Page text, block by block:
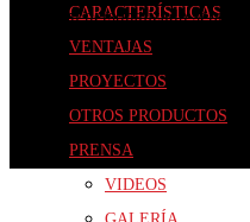
CARACTERÍSTICAS
VENTAJAS
PROYECTOS
OTROS PRODUCTOS
PRENSA
VIDEOS
Tu álbum personalizado será tu